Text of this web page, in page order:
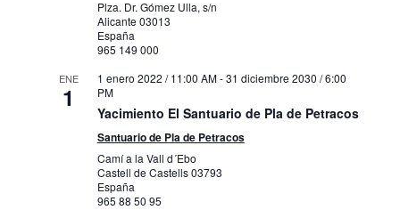
Plza. Dr. Gómez Ulla, s/n
Alicante 03013
España
965 149 000
ENE
1
1 enero 2022 / 11:00 AM-31 diciembre 2030 / 6:00
PM
Yacimiento El Santuario de Pla de Petracos
Santuario de Pla de Petracos
Camí a la Vall d´Ebo
Castell de Castells03793
España
965 88 50 95